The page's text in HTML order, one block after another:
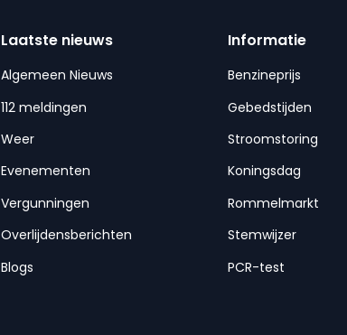
Laatste nieuws
Algemeen Nieuws
112 meldingen
Weer
Evenementen
Vergunningen
Overlijdensberichten
Blogs
Informatie
Benzineprijs
Gebedstijden
Stroomstoring
Koningsdag
Rommelmarkt
Stemwijzer
PCR-test